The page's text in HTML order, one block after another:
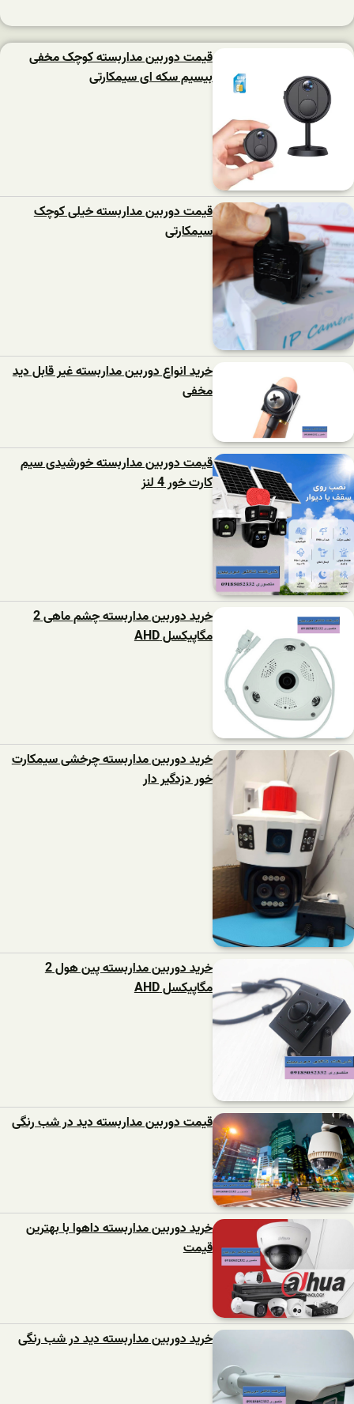
قیمت دوربین مداربسته کوچک مخفی
بیسیم سکه ای سیمکارتی
قیمت دوربین مداربسته خیلی کوچک
سیمکارتی
خرید انواع دوربین مداربسته غیر قابل دید
مخفی
قیمت دوربین مداربسته خورشیدی سیم
کارت خور 4 لنز
خرید دوربین مداربسته چشم ماهی 2
مگاپیکسل AHD
خرید دوربین مداربسته چرخشی سیمکارت
خور دزدگیر دار
خرید دوربین مداربسته پین هول 2
مگاپیکسل AHD
قیمت دوربین مداربسته دید در شب رنگی
خرید دوربین مداربسته داهوا با بهترین
قیمت
خرید دوربین مداربسته دید در شب رنگی